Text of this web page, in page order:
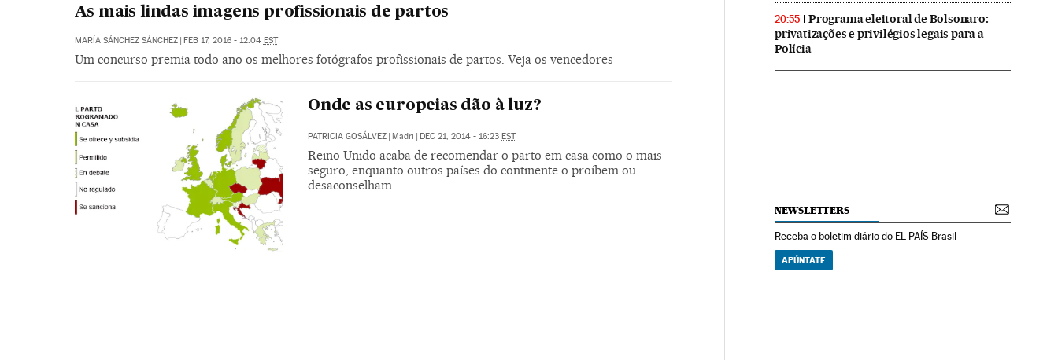
As mais lindas imagens profissionais de partos
MARÍA SÁNCHEZ SÁNCHEZ | FEB 17, 2016 - 12:04 EST
Um concurso premia todo ano os melhores fotógrafos profissionais de partos. Veja os vencedores
Onde as europeias dão à luz?
PATRICIA GOSÁLVEZ Madri DEC 21, 2014 - 16:23 EST
Reino Unido acaba de recomendar o parto em casa como o mais
seguro, enquanto outros países do continente o proíbem ou
desaconselham
20:55
Programa eleitoral de Bolsonaro:
privatizações e privilégios legais para a
Polícia
NEWSLETTERS
Receba o boletim diário do EL PAÍS Brasil
APÚNTATE